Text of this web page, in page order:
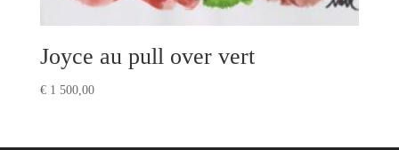
Joyce au pull over vert
€1 500,00